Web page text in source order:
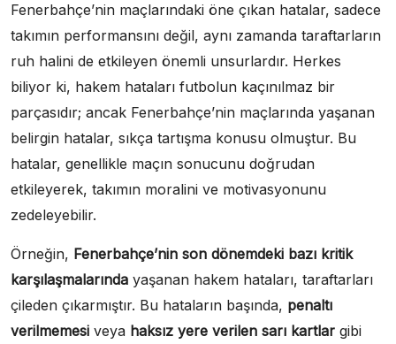
Fenerbahçe’nin maçlarındaki öne çıkan hatalar, sadece
takımın performansını değil, aynı zamanda taraftarların
ruh halini de etkileyen önemli unsurlardır. Herkes
biliyor ki, hakem hataları futbolun kaçınılmaz bir
parçasıdır; ancak Fenerbahçe’nin maçlarında yaşanan
belirgin hatalar, sıkça tartışma konusu olmuştur. Bu
hatalar, genellikle maçın sonucunu doğrudan
etkileyerek, takımın moralini ve motivasyonunu
zedeleyebilir.
Örneğin, Fenerbahçe’nin son dönemdeki bazı kritik
karşılaşmalarında yaşanan hakem hataları, taraftarları
çileden çıkarmıştır. Bu hataların başında, penaltı
verilmemesi veya haksız yere verilen sarı kartlar gibi